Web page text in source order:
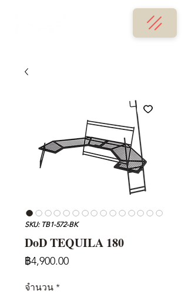
SKU: TB1-572-BK
DoD TEQUILA 180
฿4,900.00ราคา
จำนวน *